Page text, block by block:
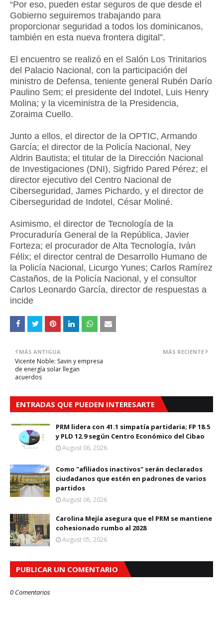
“Por eso, pueden estar seguros de que desde el
Gobierno seguiremos trabajando para
proporcionar seguridad a todos los dominicanos,
también en esta nueva frontera digital”.
El encuentro se realizó en el Salón Los Trinitarios
del Palacio Nacional, con la participación del
ministro de Defensa, teniente general Rubén Darío
Paulino Sem; el presidente del Indotel, Luis Henry
Molina; y la viceministra de la Presidencia,
Zoraima Cuello.
Junto a ellos, el director de la OPTIC, Armando
García; el director de la Policía Nacional, Ney
Aldrin Bautista; el titular de la Dirección Nacional
de Investigaciones (DNI), Sigfrido Pared Pérez; el
director ejecutivo del Centro Nacional de
Ciberseguridad, James Pichardo, y el director de
Ciberseguridad de Indotel, César Moliné.
Asimismo, el director de Tecnología de la
Procuraduría General de la República, Javier
Forteza; el procurador de Alta Tecnología, Iván
Félix; el director central de Desarrollo Humano de
la Policía Nacional, Licurgo Yunes; Carlos Ramírez
Castaños, de la Policía Nacional, y el consultor
Carlos Leonardo García, director de respuestas a
incide
MÁS RECIENTE
MÁS ANTIGUA
Vicente Noble: Savin y empresa
de energía solar llegan
acuerdos
ENTRADAS QUE PUEDEN INTERESARTE
PRM lidera con 41.1 simpatía partidaria; FP 18.5
y PLD 12.9 según Centro Económico del Cibao
August 06, 2026
Como "afiliados inactivos" serán declarados
ciudadanos que estén en padrones de varios
partidos
August 06, 2026
Carolina Mejía asegura que el PRM se mantiene
cohesionado rumbo al 2028
August 05, 2026
PUBLICAR UN COMENTARIO
0 Comentarios